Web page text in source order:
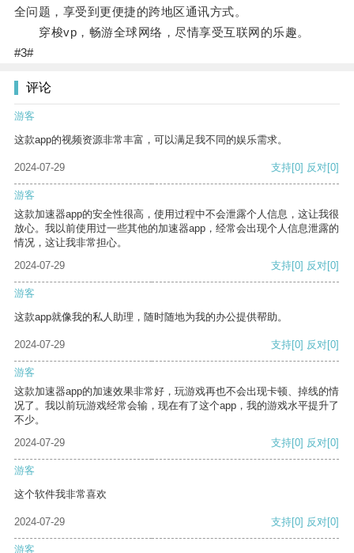
全问题，享受到更便捷的跨地区通讯方式。
穿梭vp，畅游全球网络，尽情享受互联网的乐趣。
#3#
评论
游客
这款app的视频资源非常丰富，可以满足我不同的娱乐需求。
2024-07-29 支持[0] 反对[0]
游客
这款加速器app的安全性很高，使用过程中不会泄露个人信息，这让我很
放心。我以前使用过一些其他的加速器app，经常会出现个人信息泄露的
情况，这让我非常担心。
2024-07-29
支持[0] 反对[0]
游客
这款app就像我的私人助理，随时随地为我的办公提供帮助。
2024-07-29 支持[0] 反对[0]
游客
这款加速器app的加速效果非常好，玩游戏再也不会出现卡顿、掉线的情
况了。我以前玩游戏经常会输，现在有了这个app，我的游戏水平提升了
不少。
2024-07-29
支持[0] 反对[0]
游客
这个软件我非常喜欢
2024-07-29 支持[0] 反对[0]
游客